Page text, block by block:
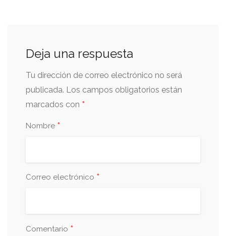
Deja una respuesta
Tu dirección de correo electrónico no será
publicada. Los campos obligatorios están
marcados con *
Nombre *
Correo electrónico *
Comentario *